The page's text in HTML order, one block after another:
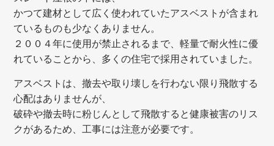
かつて建材として広く使われていたアスベストが含まれ
ているものも少なくありません。
２００４年に使用が禁止されるまで、軽量で耐火性に優
れていることから、多くの住宅で採用されていました。
アスベストは、撤去や取り壊しを行わない限り飛散する
心配はありませんが、
破砕や撤去時に粉じんとして飛散すると健康被害のリス
クがあるため、工事には注意が必要です。